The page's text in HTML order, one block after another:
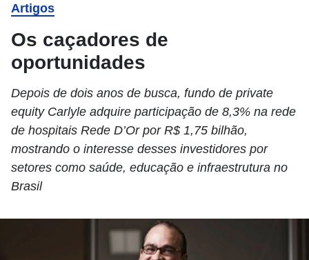
Artigos
Os caçadores de
oportunidades
Depois de dois anos de busca, fundo de private
equity Carlyle adquire participação de 8,3% na rede
de hospitais Rede D’Or por R$ 1,75 bilhão,
mostrando o interesse desses investidores por
setores como saúde, educação e infraestrutura no
Brasil